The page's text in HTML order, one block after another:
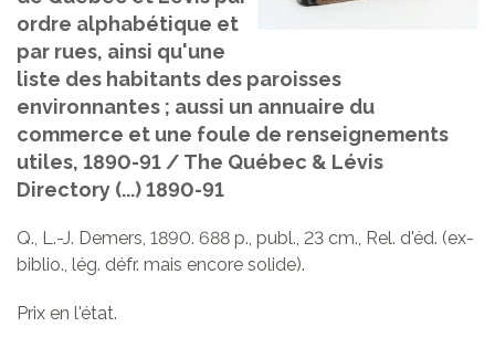
ordre alphabétique et
par rues, ainsi qu'une
liste des habitants des paroisses
environnantes ; aussi un annuaire du
commerce et une foule de renseignements
utiles, 1890-91 / The Québec & Lévis
Directory (...) 1890-91
Q., L.-J. Demers, 1890. 688 p., publ., 23 cm., Rel. d'éd. (ex-
biblio., lég. défr. mais encore solide).
Prix en l'état.